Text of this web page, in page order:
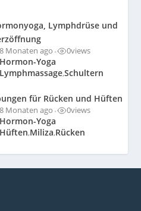
Lymphdrüse und
8 Monaten ago • 0views
Hormon-Yoga
Lymphmassage,Schultern
für Rücken und Hüften
8 Monaten ago • 0views
Hormon-Yoga
Hüften,Miliza,Rücken